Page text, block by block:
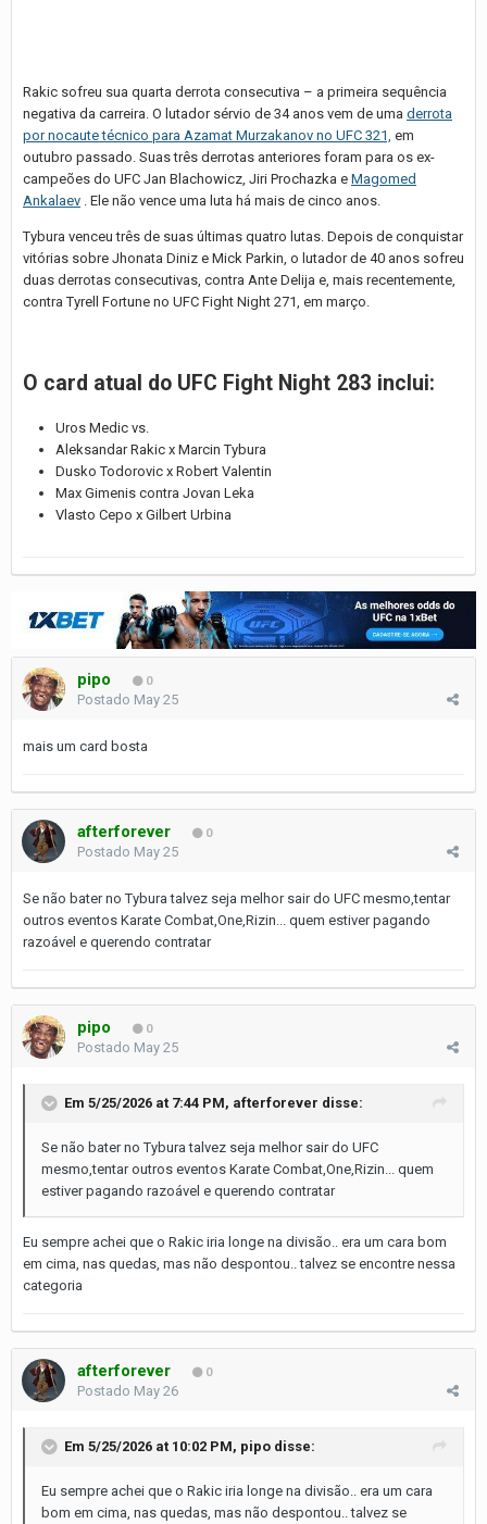
Rakic sofreu sua quarta derrota consecutiva – a primeira sequência
negativa da carreira. O lutador sérvio de 34 anos vem de uma derrota
por nocaute técnico para Azamat Murzakanov no UFC 321, em
outubro passado. Suas três derrotas anteriores foram para os ex-
campeões do UFC Jan Blachowicz, Jiri Prochazka e Magomed
Ankalaev . Ele não vence uma luta há mais de cinco anos.
Tybura venceu três de suas últimas quatro lutas. Depois de conquistar
vitórias sobre Jhonata Diniz e Mick Parkin, o lutador de 40 anos sofreu
duas derrotas consecutivas, contra Ante Delija e, mais recentemente,
contra Tyrell Fortune no UFC Fight Night 271, em março.
O card atual do UFC Fight Night 283 inclui:
Uros Medic vs.
Aleksandar Rakic x Marcin Tybura
Dusko Todorovic x Robert Valentin
Max Gimenis contra Jovan Leka
Vlasto Cepo x Gilbert Urbina
pipo 0
Postado May 25
mais um card bosta
afterforever 0
Postado May 25
Se não bater no Tybura talvez seja melhor sair do UFC mesmo,tentar
outros eventos Karate Combat,One,Rizin... quem estiver pagando
razoável e querendo contratar
pipo 0
Postado May 25
Em 5/25/2026 at 7:44 PM, afterforever disse:
Se não bater no Tybura talvez seja melhor sair do UFC
mesmo,tentar outros eventos Karate Combat,One,Rizin... quem
estiver pagando razoável e querendo contratar
Eu sempre achei que o Rakic iria longe na divisão.. era um cara bom
em cima, nas quedas, mas não despontou.. talvez se encontre nessa
categoria
afterforever 0
Postado May 26
Em 5/25/2026 at 10:02 PM, pipo disse:
Eu sempre achei que o Rakic iria longe na divisão.. era um cara
bom em cima, nas quedas, mas não despontou.. talvez se